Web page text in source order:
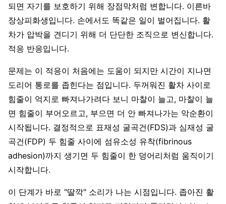
되면 자기를 보호하기 위해 장점막처럼 변합니다. 이른바
장상피화생입니다. 손에서도 똑같은 일이 벌어집니다. 활
차가 압박을 견디기 위해 더 단단한 조직으로 변신합니다.
적응 반응입니다.
문제는 이 적응이 처음에는 도움이 되지만 시간이 지나면
도리어 통로를 좁힌다는 점입니다. 두꺼워진 활차 사이로
힘줄이 억지로 빠져나가려다 보니 마찰이 늘고, 마찰이 늘
면 힘줄이 부어오르고, 부으면 더 안 빠져나가는 악순환이
시작됩니다. 결정적으로 표재성 굴곡건(FDS)과 심재성 굴
곡건(FDP) 두 힘줄 사이에 섬유소성 유착(fibrinous
adhesion)까지 생기면 두 힘줄이 한 덩어리처럼 움직이기
시작합니다.
이 단계가 바로 "딸깍" 소리가 나는 시점입니다. 좁아진 활